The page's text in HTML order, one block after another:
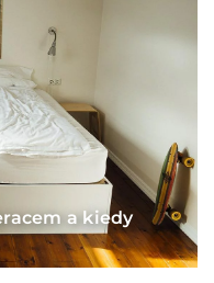
a kiedy